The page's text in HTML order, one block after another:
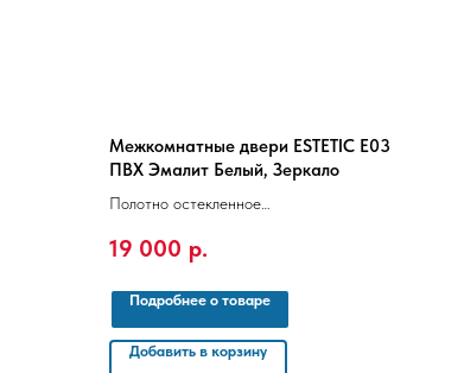
Межкомнатные двери ESTETIC E03
ПВХ Эмалит Белый, Зеркало
Полотно остекленное
19 000 р.
Подробнее о товаре
Добавить в корзину